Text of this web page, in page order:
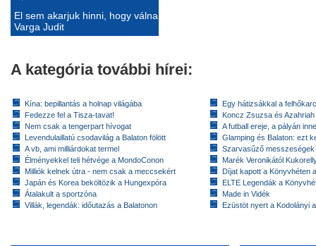
El sem akarjuk hinni, hogy válna
Varga Judit
A kategória további hírei:
Kína: bepillantás a holnap világába
Fedezze fel a Tisza-tavat!
Nem csak a tengerpart hívogat
Levendulaillatú csodavilág a Balaton fölött
A vb, ami milliárdokat termel
Élményekkel teli hétvége a MondoConon
Milliók kelnek útra - nem csak a meccsekért
Japán és Korea beköltözik a Hungexpóra
Átalakult a sportzóna
Villák, legendák: időutazás a Balatonon
Egy hátizsákkal a
Koncz Zsuzsa és
A futball ereje, a pályán
Glamping és Balaton: ezt
Szarvasűző messzeségek
Marék Veronikától
Díjat kapott a Könyvhéten
ELTE Legendák a
Made in Vidék
Ezüstöt nyert a Kodolányi